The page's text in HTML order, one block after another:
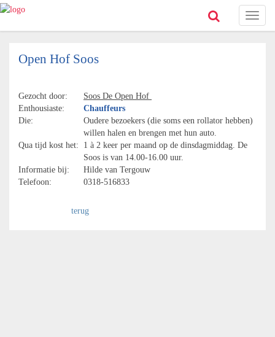
Toggle
Open Hof Soos
Gezocht door:
Soos De Open Hof
Enthousiaste:
Chauffeurs
Die:
Oudere bezoekers (die soms een rollator hebben)
willen halen en brengen met hun auto.
Qua tijd kost het: 1 à 2 keer per maand op de dinsdagmiddag. De
Soos is van 14.00-16.00 uur.
Informatie bij:
Hilde van Tergouw
Telefoon:
0318-516833
terug